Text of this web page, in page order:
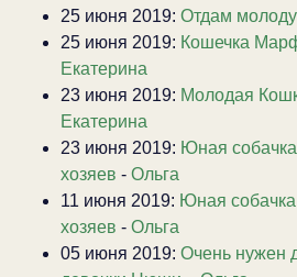
25 июня 2019: Отдам
25 июня 2019: Кошечка
Екатерина
23 июня 2019: Молодая
Екатерина
23 июня 2019: Юная
хозяев - Ольга
11 июня 2019: Юная
хозяев - Ольга
05 июня 2019: Очень нужен